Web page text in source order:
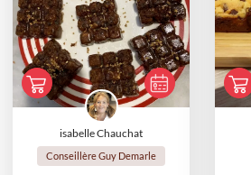
isabelle Chauchat
Conseillère Guy Demarle